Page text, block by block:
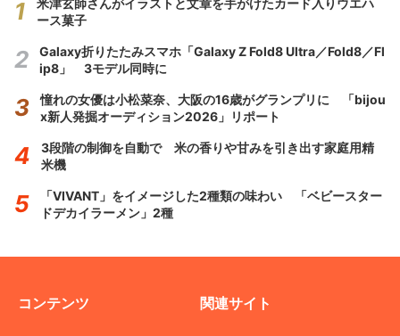
米津玄師さんがイラストと文章を手がけたカード入りウエハ
ース菓子
Galaxy折りたたみスマホ「Galaxy Z Fold8 Ultra／Fold8／Fl
ip8」 3モデル同時に
憧れの女優は小松菜奈、大阪の16歳がグランプリに 「bijou
x新人発掘オーディション2026」リポート
3段階の制御を自動で 米の香りや甘みを引き出す家庭用精
米機
「VIVANT」をイメージした2種類の味わい 「ベビースター
ドデカイラーメン」2種
コンテンツ 関連サイト